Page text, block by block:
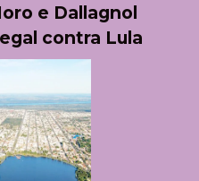
e Dallagnol
contra Lula